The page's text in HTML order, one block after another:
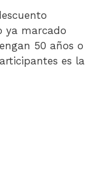
ya marcado
50 años o
es la